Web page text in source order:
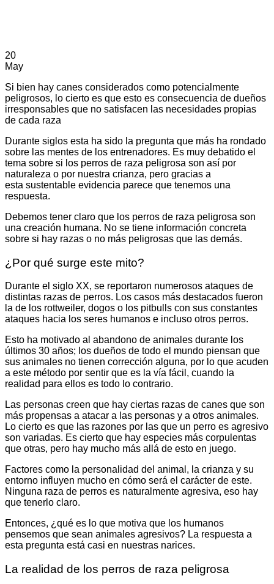
20
May
Si bien hay canes considerados como potencialmente
peligrosos, lo cierto es que esto es consecuencia de dueños
irresponsables que no satisfacen las necesidades propias
de cada raza
Durante siglos esta ha sido la pregunta que más ha rondado
sobre las mentes de los entrenadores. Es muy debatido el
tema sobre si los perros de raza peligrosa son así por
naturaleza o por nuestra crianza, pero gracias a
esta sustentable evidencia parece que tenemos una
respuesta.
Debemos tener claro que los perros de raza peligrosa son
una creación humana. No se tiene información concreta
sobre si hay razas o no más peligrosas que las demás.
¿Por qué surge este mito?
Durante el siglo XX, se reportaron numerosos ataques de
distintas razas de perros. Los casos más destacados fueron
la de los rottweiler, dogos o los pitbulls con sus constantes
ataques hacia los seres humanos e incluso otros perros.
Esto ha motivado al abandono de animales durante los
últimos 30 años; los dueños de todo el mundo piensan que
sus animales no tienen corrección alguna, por lo que acuden
a este método por sentir que es la vía fácil, cuando la
realidad para ellos es todo lo contrario.
Las personas creen que hay ciertas razas de canes que son
más propensas a atacar a las personas y a otros animales.
Lo cierto es que las razones por las que un perro es agresivo
son variadas. Es cierto que hay especies más corpulentas
que otras, pero hay mucho más allá de esto en juego.
Factores como la personalidad del animal, la crianza y su
entorno influyen mucho en cómo será el carácter de este.
Ninguna raza de perros es naturalmente agresiva, eso hay
que tenerlo claro.
Entonces, ¿qué es lo que motiva que los humanos
pensemos que sean animales agresivos? La respuesta a
esta pregunta está casi en nuestras narices.
La realidad de los perros de raza peligrosa